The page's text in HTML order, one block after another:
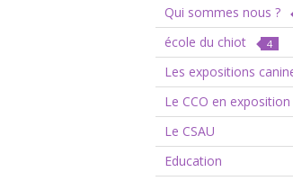
Qui sommes nous ?
école du chiot 4
Les expositions
Le CCO en
Le CSAU
Education